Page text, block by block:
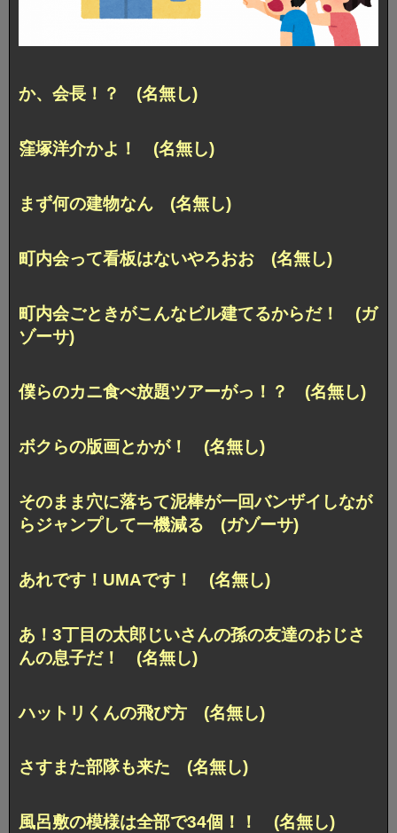
か、会長！？ (名無し)
窪塚洋介かよ！ (名無し)
まず何の建物なん (名無し)
町内会って看板はないやろおお (名無し)
町内会ごときがこんなビル建てるからだ！ (ガ
ゾーサ)
僕らのカニ食べ放題ツアーがっ！？ (名無し)
ボクらの版画とかが！ (名無し)
そのまま穴に落ちて泥棒が一回バンザイしなが
らジャンプして一機減る (ガゾーサ)
あれです！UMAです！ (名無し)
あ！3丁目の太郎じいさんの孫の友達のおじさ
んの息子だ！ (名無し)
ハットリくんの飛び方 (名無し)
さすまた部隊も来た (名無し)
風呂敷の模様は全部で34個！！ (名無し)